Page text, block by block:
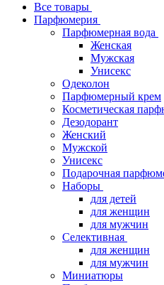
Все товары
Парфюмерия
Парфюмерная вода
Женская
Мужская
Унисекс
Одеколон
Парфюмерный крем
Косметическая
Дезодорант
Женский
Мужской
Унисекс
Подарочная
Наборы
для детей
для женщин
для мужчин
Селективная
для женщин
для мужчин
Миниатюры